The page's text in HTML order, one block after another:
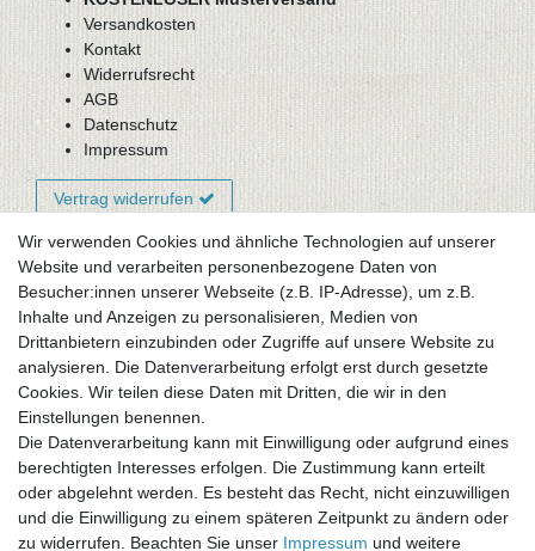
Versandkosten
Kontakt
Widerrufsrecht
AGB
Datenschutz
Impressum
Vertrag widerrufen
Newsletter-Anmeldung
FAQ / Fragen
Mein Warenkorb
Mein Merkzettel
Mein Konto
UNSER LADENGESCHÄFT
Gottlieb-Daimler-Str. 10
33334 Gütersloh
ÖFFNUNGSZEITEN
Wir verwenden Cookies und ähnliche Technologien auf unserer
Website und verarbeiten personenbezogene Daten von
Besucher:innen unserer Webseite (z.B. IP-Adresse), um z.B.
Inhalte und Anzeigen zu personalisieren, Medien von
Drittanbietern einzubinden oder Zugriffe auf unsere Website zu
analysieren. Die Datenverarbeitung erfolgt erst durch gesetzte
Cookies. Wir teilen diese Daten mit Dritten, die wir in den
Einstellungen benennen.
Die Datenverarbeitung kann mit Einwilligung oder aufgrund eines
berechtigten Interesses erfolgen. Die Zustimmung kann erteilt
oder abgelehnt werden. Es besteht das Recht, nicht einzuwilligen
und die Einwilligung zu einem späteren Zeitpunkt zu ändern oder
zu widerrufen. Beachten Sie unser Impressum und weitere